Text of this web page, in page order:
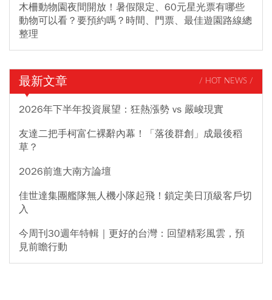
木柵動物園夜間開放！暑假限定、60元星光票有哪些
動物可以看？要預約嗎？時間、門票、最佳遊園路線總
整理
最新文章 / HOT NEWS /
2026年下半年投資展望：狂熱漲勢 vs 嚴峻現實
友達二把手柯富仁裸辭內幕！「落後群創」成最後稻
草？
2026前進大南方論壇
佳世達集團艦隊無人機小隊起飛！鎖定美日頂級客戶切
入
今周刊30週年特輯｜更好的台灣：回望精彩風雲，預
見前瞻行動